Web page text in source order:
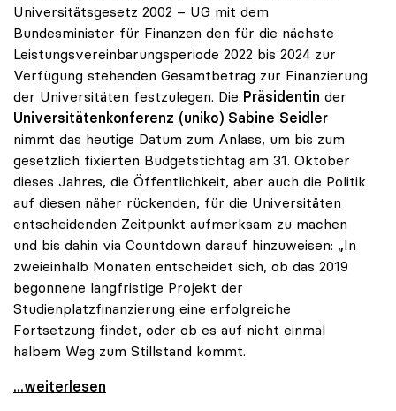
Universitätsgesetz 2002 – UG mit dem
Bundesminister für Finanzen den für die nächste
Leistungsvereinbarungsperiode 2022 bis 2024 zur
Verfügung stehenden Gesamtbetrag zur Finanzierung
der Universitäten festzulegen. Die Präsidentin der
Universitätenkonferenz (uniko) Sabine Seidler
nimmt das heutige Datum zum Anlass, um bis zum
gesetzlich fixierten Budgetstichtag am 31. Oktober
dieses Jahres, die Öffentlichkeit, aber auch die Politik
auf diesen näher rückenden, für die Universitäten
entscheidenden Zeitpunkt aufmerksam zu machen
und bis dahin via Countdown darauf hinzuweisen: „In
zweieinhalb Monaten entscheidet sich, ob das 2019
begonnene langfristige Projekt der
Studienplatzfinanzierung eine erfolgreiche
Fortsetzung findet, oder ob es auf nicht einmal
halbem Weg zum Stillstand kommt.
Seidler: „Der Stichtag für das Budget rückt näher“
...weiterlesen